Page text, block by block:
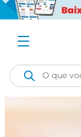
O que você